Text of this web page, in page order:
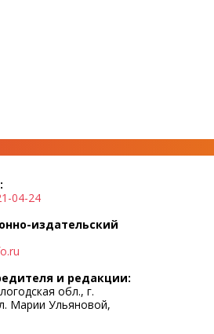
04-24
издательский
и редакции:
обл., г.
Марии Ульяновой,